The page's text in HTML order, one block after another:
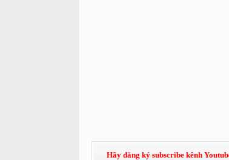
Hãy đăng ký subscribe kênh